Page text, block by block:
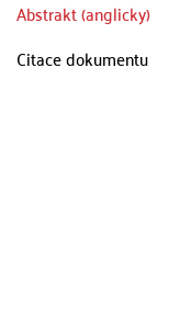
Abstrakt (anglicky)
Citace dokumentu